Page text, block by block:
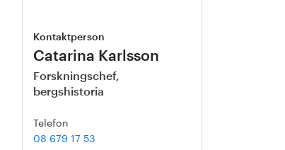
Kontaktperson
Catarina Karlsson
Forskningschef,
bergshistoria
Telefon
08 679 17 53